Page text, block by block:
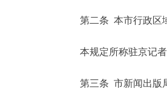
第二条 本市行政区域
本规定所称驻京记者
第三条 市新闻出版局